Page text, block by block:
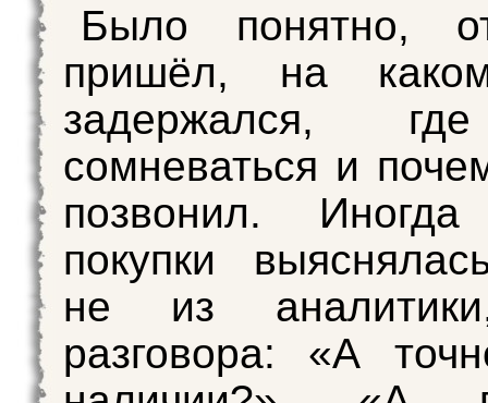
Было понятно,
пришёл, на
задержался,
сомневаться и
позвонил.
покупки
не из
разговора: «А